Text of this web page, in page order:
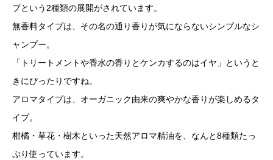
プという2種類の展開がされています。
無香料タイプは、その名の通り香りが気にならないシンプルなシ
ャンプー。
「トリートメントや香水の香りとケンカするのはイヤ」というと
きにぴったりですね。
アロマタイプは、オーガニック由来の爽やかな香りが楽しめるタ
イプ。
柑橘・草花・樹木といった天然アロマ精油を、なんと8種類たっ
ぷり使っています。